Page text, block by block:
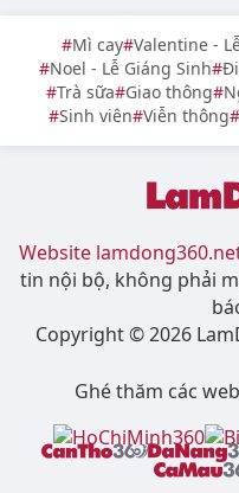
Mì cay Valentine -
Noel - Lễ Giáng Sinh
Trà sữa Giao thông
Sinh viên Viễn thông
Website
tin nội bộ, không phải
Copyright © 2026
Ghé thăm các